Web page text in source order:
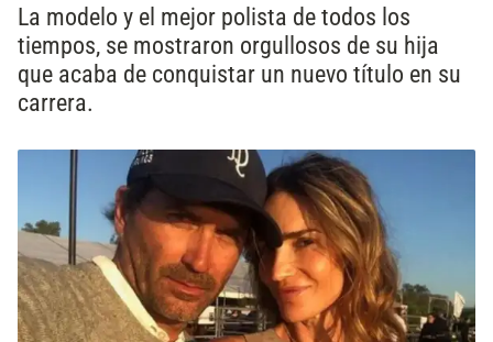
La modelo y el mejor polista de todos los
tiempos, se mostraron orgullosos de su hija
que acaba de conquistar un nuevo título en su
carrera.